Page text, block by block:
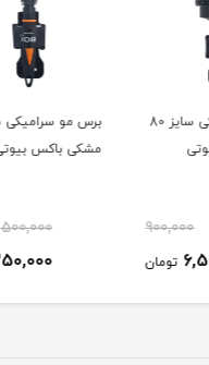
برس مو سرامیکی سایز 19
باکس بیوتی
500,000
250,000